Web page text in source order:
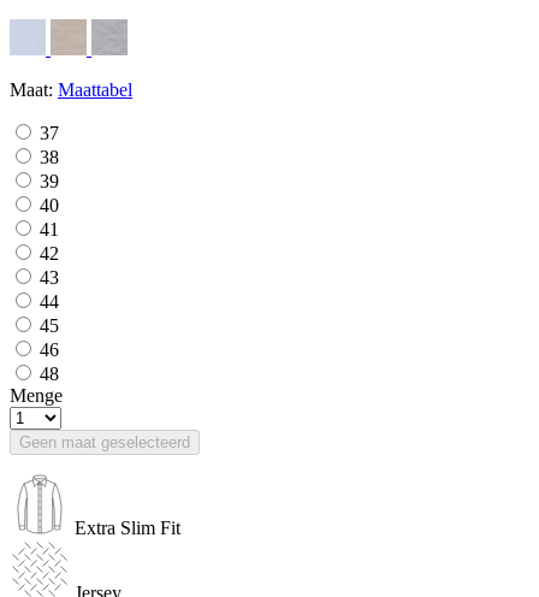
Maat: Maattabel
37
38
39
40
41
42
43
44
45
46
48
Menge
Geen maat geselecteerd
Extra Slim Fit
Jersey